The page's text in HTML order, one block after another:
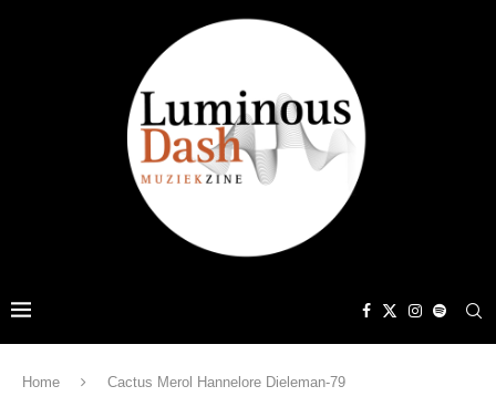
Home Cactus Merol Hannelore Dieleman-79